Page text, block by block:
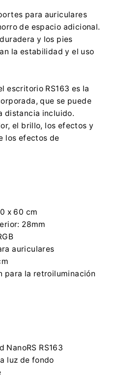
para auriculares
de espacio adicional.
y los pies
la estabilidad y el uso
escritorio RS163 es la
que se puede
distancia incluido.
el brillo, los efectos y
los efectos de
x 60 cm
28mm
auriculares
para la retroiluminación
NanoRS RS163
luz de fondo